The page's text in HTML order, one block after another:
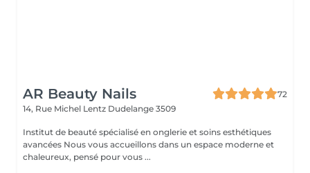
AR Beauty Nails
72
14, Rue Michel Lentz Dudelange 3509
Institut de beauté spécialisé en onglerie et soins esthétiques
avancées Nous vous accueillons dans un espace moderne et
chaleureux, pensé pour vous ...